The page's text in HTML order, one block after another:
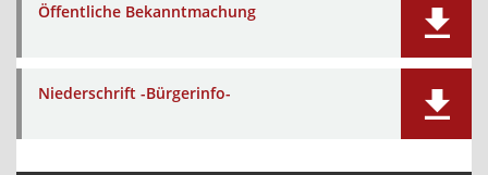
Öffentliche Bekanntmachung
Niederschrift -Bürgerinfo-